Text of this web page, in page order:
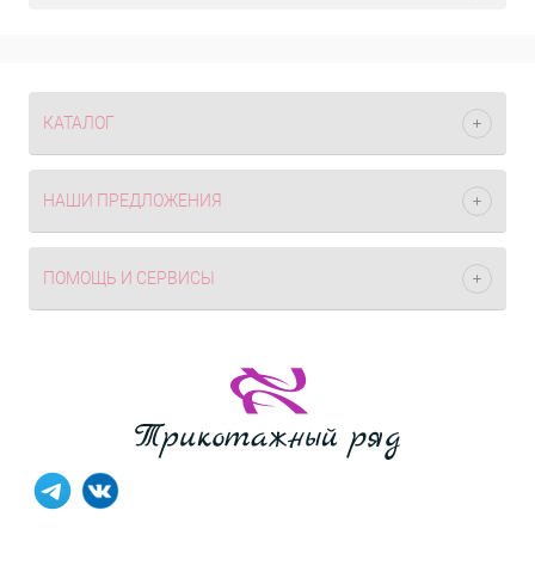
КАТАЛОГ
НАШИ ПРЕДЛОЖЕНИЯ
ПОМОЩЬ И СЕРВИСЫ